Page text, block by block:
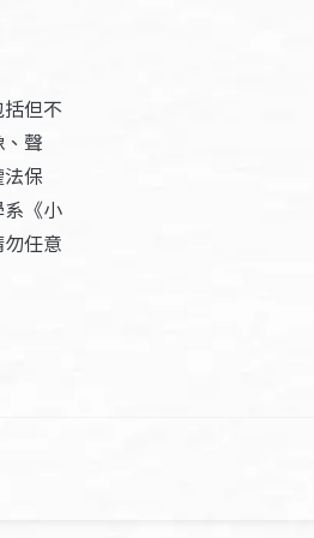
但不
聲
保
《小
任意